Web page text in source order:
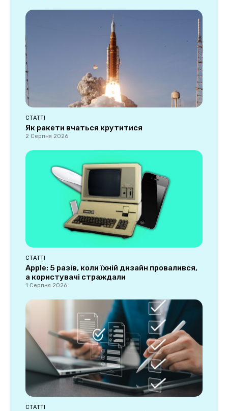
СТАТТІ
Як ракети вчаться крутитися
2 Серпня 2026
СТАТТІ
Apple: 5 разів, коли їхній дизайн провалився,
а користувачі страждали
1 Серпня 2026
СТАТТІ